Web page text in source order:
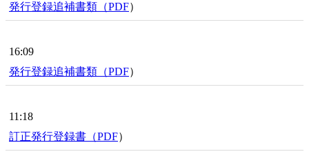
発行登録追補書類（PDF）
16:09
発行登録追補書類（PDF）
11:18
訂正発行登録書（PDF）